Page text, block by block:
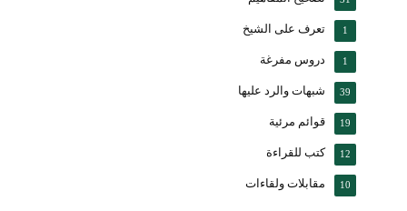
تعرف على الشيخ 1
دروس مفرغة 1
شبهات والرد عليها 39
قوائم مرئية 19
كتب للقراءة 12
مقابلات ولقاءات 10